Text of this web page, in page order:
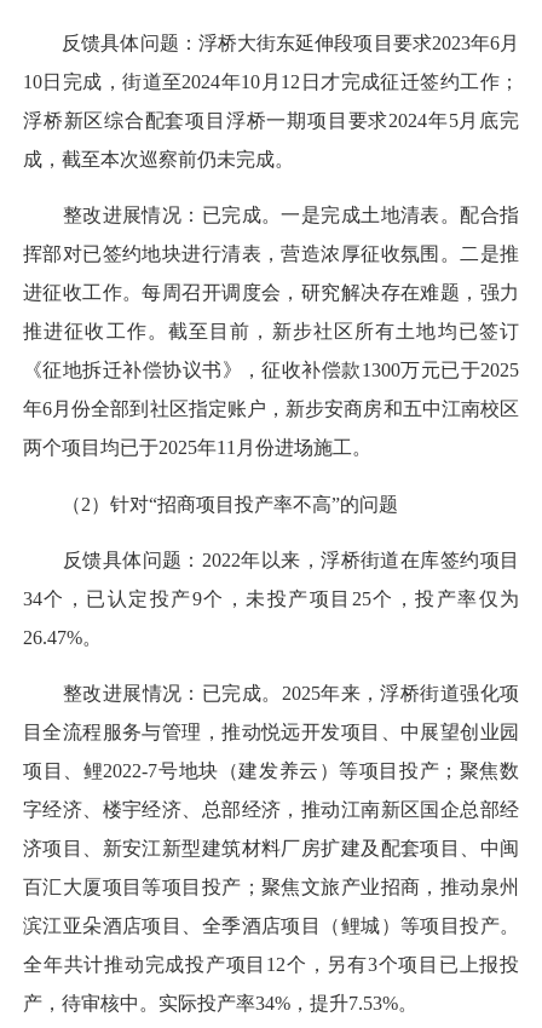
反馈具体问题：浮桥大街东延伸段项目要求2023年6月
10日完成，街道至2024年10月12日才完成征迁签约工作；
浮桥新区综合配套项目浮桥一期项目要求2024年5月底完
成，截至本次巡察前仍未完成。
整改进展情况：已完成。一是完成土地清表。配合指
挥部对已签约地块进行清表，营造浓厚征收氛围。二是推
进征收工作。每周召开调度会，研究解决存在难题，强力
推进征收工作。截至目前，新步社区所有土地均已签订
《征地拆迁补偿协议书》，征收补偿款1300万元已于2025
年6月份全部到社区指定账户，新步安商房和五中江南校区
两个项目均已于2025年11月份进场施工。
（2）针对“招商项目投产率不高”的问题
反馈具体问题：2022年以来，浮桥街道在库签约项目
34个，已认定投产9个，未投产项目25个，投产率仅为
26.47%。
整改进展情况：已完成。2025年来，浮桥街道强化项
目全流程服务与管理，推动悦远开发项目、中展望创业园
项目、鲤2022-7号地块（建发养云）等项目投产；聚焦数
字经济、楼宇经济、总部经济，推动江南新区国企总部经
济项目、新安江新型建筑材料厂房扩建及配套项目、中闽
百汇大厦项目等项目投产；聚焦文旅产业招商，推动泉州
滨江亚朵酒店项目、全季酒店项目（鲤城）等项目投产。
全年共计推动完成投产项目12个，另有3个项目已上报投
产，待审核中。实际投产率34%，提升7.53%。